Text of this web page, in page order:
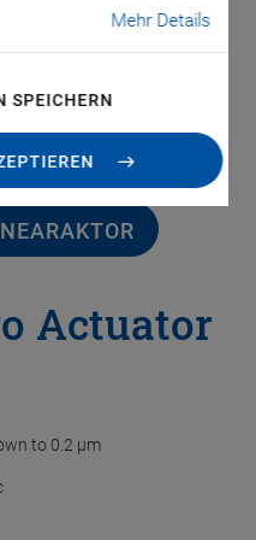
Mehr Details
SPEICHERN
neue Produkt
Actuator
to 0.2 µm